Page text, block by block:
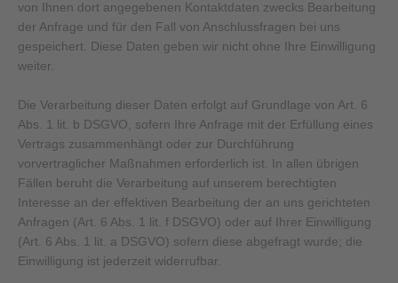
von Ihnen dort angegebenen Kontaktdaten zwecks Bearbeitung
der Anfrage und für den Fall von Anschlussfragen bei uns
gespeichert. Diese Daten geben wir nicht ohne Ihre Einwilligung
weiter.
Die Verarbeitung dieser Daten erfolgt auf Grundlage von Art. 6
Abs. 1 lit. b DSGVO, sofern Ihre Anfrage mit der Erfüllung eines
Vertrags zusammenhängt oder zur Durchführung
vorvertraglicher Maßnahmen erforderlich ist. In allen übrigen
Fällen beruht die Verarbeitung auf unserem berechtigten
Interesse an der effektiven Bearbeitung der an uns gerichteten
Anfragen (Art. 6 Abs. 1 lit. f DSGVO) oder auf Ihrer Einwilligung
(Art. 6 Abs. 1 lit. a DSGVO) sofern diese abgefragt wurde; die
Einwilligung ist jederzeit widerrufbar.